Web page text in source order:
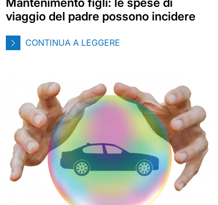
viaggio del padre possono incidere
CONTINUA A LEGGERE